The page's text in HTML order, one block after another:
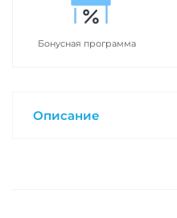
Бонусная программа
Описание